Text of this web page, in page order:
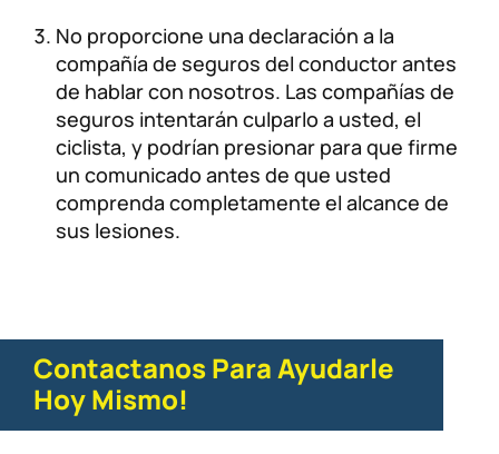
No proporcione una declaración a la
compañía de seguros del conductor antes
de hablar con nosotros. Las compañías de
seguros intentarán culparlo a usted, el
ciclista, y podrían presionar para que firme
un comunicado antes de que usted
comprenda completamente el alcance de
sus lesiones.
Contactanos Para Ayudarle
Hoy Mismo!